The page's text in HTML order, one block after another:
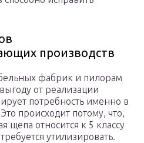
производств
фабрик и пилорам
от реализации
потребность именно в
происходит потому, что,
щепа относится к 5 классу
утилизировать.